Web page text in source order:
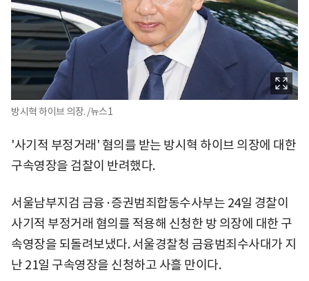
방시혁 하이브 의장. /뉴스1
'사기적 부정거래' 혐의를 받는 방시혁 하이브 의장에 대한
구속영장을 검찰이 반려했다.
서울남부지검 금융·증권범죄합동수사부는 24일 경찰이
사기적 부정거래 혐의를 적용해 신청한 방 의장에 대한 구
속영장을 되돌려보냈다. 서울경찰청 금융범죄수사대가 지
난 21일 구속영장을 신청하고 사흘 만이다.